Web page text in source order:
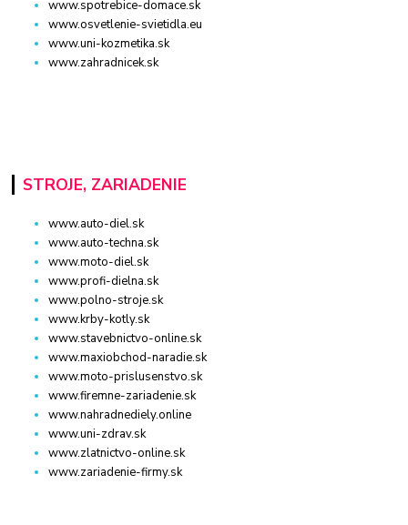
www.spotrebice-domace.sk
www.osvetlenie-svietidla.eu
www.uni-kozmetika.sk
www.zahradnicek.sk
STROJE, ZARIADENIE
www.auto-diel.sk
www.auto-techna.sk
www.moto-diel.sk
www.profi-dielna.sk
www.polno-stroje.sk
www.krby-kotly.sk
www.stavebnictvo-online.sk
www.maxiobchod-naradie.sk
www.moto-prislusenstvo.sk
www.firemne-zariadenie.sk
www.nahradnediely.online
www.uni-zdrav.sk
www.zlatnictvo-online.sk
www.zariadenie-firmy.sk